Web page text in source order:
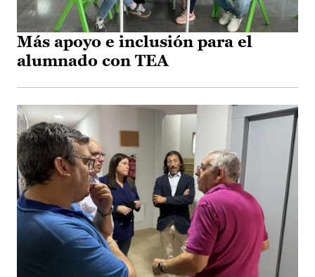
Más apoyo e inclusión para el
alumnado con TEA